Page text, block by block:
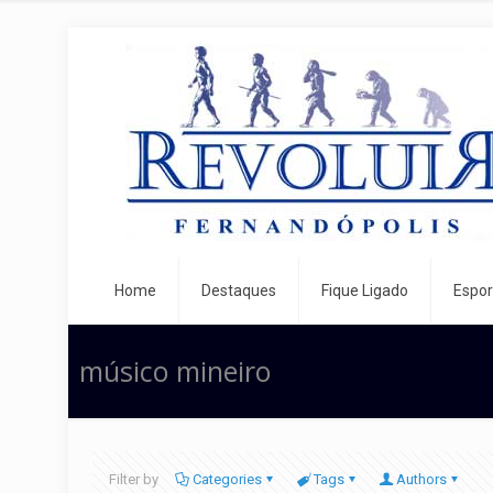
Home Destaques Fique Ligado
músico mineiro
Filter by Categories Tags Authors